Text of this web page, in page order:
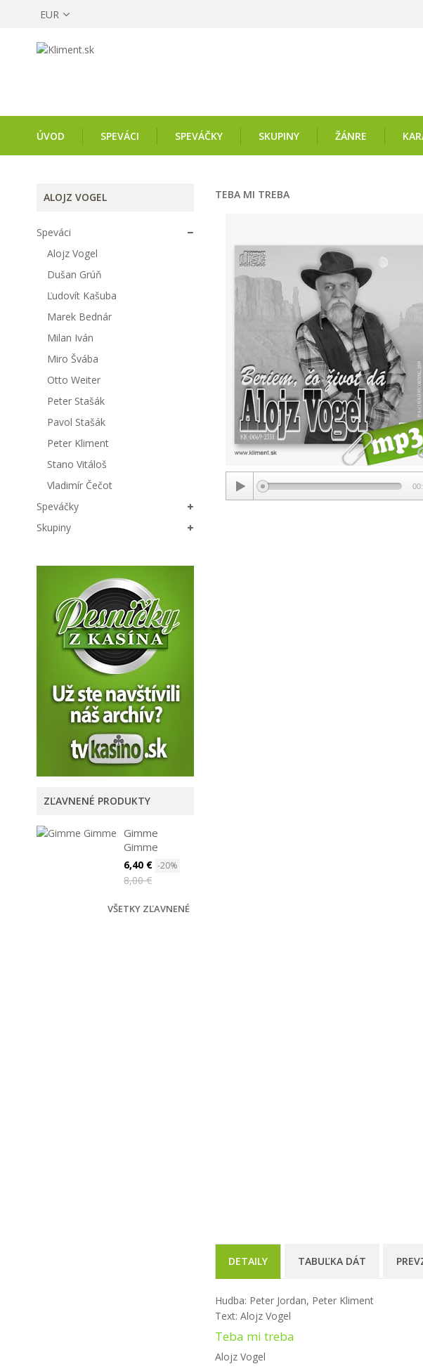
EUR
ÚVOD SPEVÁCI SPEVÁČKY SKUPINY ŽÁNRE
ALOJZ VOGEL
Speváci
Alojz Vogel
Dušan Grúň
Ľudovít Kašuba
Marek Bednár
Milan Iván
Miro Švába
Otto Weiter
Peter Stašák
Pavol Stašák
Peter Kliment
Stano Vitáloš
Vladimír Čečot
Speváčky
Skupiny
ZĽAVNENÉ PRODUKTY
Gimme
Gimme
6,40 € -20%
8,00 €
VŠETKY ZĽAVNENÉ
TEBA MI TREBA
DETAILY TABUĽKA DÁT
Hudba: Peter Jordan, Peter Kliment
Text: Alojz Vogel
Teba mi treba
Alojz Vogel